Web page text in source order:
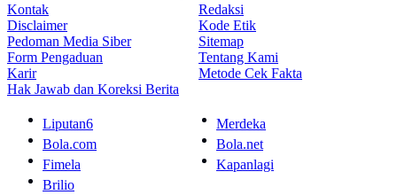
Kontak
Redaksi
Disclaimer
Kode Etik
Pedoman Media Siber
Sitemap
Form Pengaduan
Tentang Kami
Karir
Metode Cek Fakta
Hak Jawab dan Koreksi Berita
Liputan6
Merdeka
Bola.com
Bola.net
Fimela
Kapanlagi
Brilio